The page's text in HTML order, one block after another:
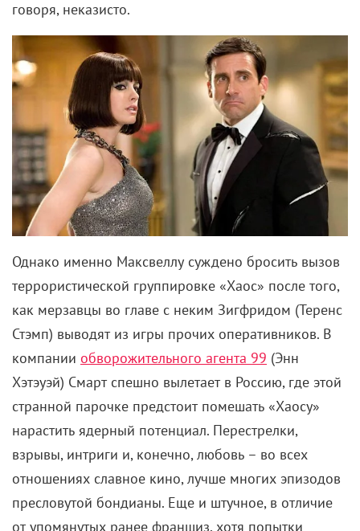
неумолимо тухнет в стагнации.
Сюжет как таковой в «Нашем флаге» удручающе
отсутствует. Кучка разодетых персонажей без цели
и смысла дрейфует по нарисованному морю из
ниоткуда в никуда, периодически вовлекаясь в не
особенно захватывающие события. То попадут на
светский прием, где все проявляют пассивную
агрессию (и вообще мерзкие). То устроят
театрализованное представление для голландцев.
Но в основном все просто убивают время
бесплодными разговорами по душам.
Предполагается, конечно, что должно быть смешно.